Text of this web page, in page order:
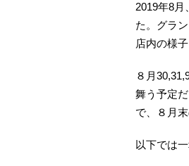
2019年8
た。グラ
店内の様
８月
舞う予定
で、８月
以下では